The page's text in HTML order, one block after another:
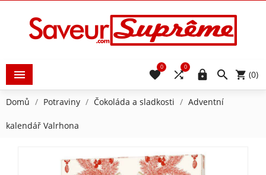
  (0)


0

0
Domů Potraviny Čokoláda a sladkosti Adventní
kalendář Valrhona